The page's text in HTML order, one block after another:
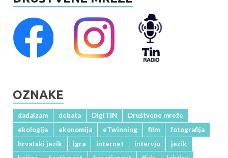
OZNAKE
dadaizam debata DigiTIN
Društvene mreže
ekologija
ekonomija eTwinning film
fotografija
hrvatski jezik
igra internet intervju
jezik